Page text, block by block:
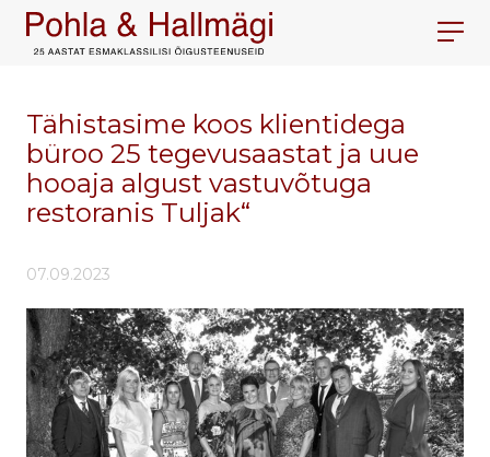
Tähistasime koos klientidega
büroo 25 tegevusaastat ja uue
hooaja algust vastuvõtuga
restoranis Tuljak“
07.09.2023